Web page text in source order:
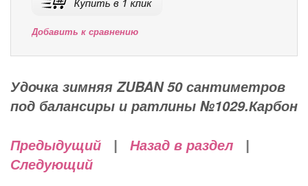
Добавить к сравнению
Удочка зимняя ZUBAN 50 сантиметров
под балансиры и ратлины №1029.Карбон
Предыдущий Назад в раздел
Следующий